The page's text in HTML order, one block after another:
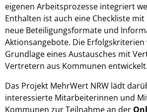
eigenen Arbeitsprozesse integriert
Enthalten ist auch eine Checkliste
neue Beteiligungsformate und
Aktionsangebote. Die
Grundlage eines Austausches mit
Vertretern aus Kommunen entwickelt.
Das Projekt MehrWert NRW lädt
interessierte Mitarbeiterinnen und
Kommunen zur Teilnahme an der